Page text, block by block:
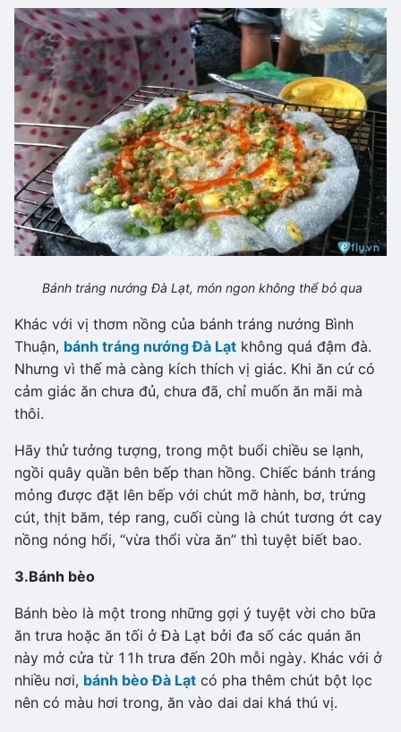
Bánh tráng nướng Đà Lạt, món ngon không thể bỏ qua
Khác với vị thơm nồng của bánh tráng nướng Bình
Thuận, bánh tráng nướng Đà Lạt không quá đậm đà.
Nhưng vì thế mà càng kích thích vị giác. Khi ăn cứ có
cảm giác ăn chưa đủ, chưa đã, chỉ muốn ăn mãi mà
thôi.
Hãy thử tưởng tượng, trong một buổi chiều se lạnh,
ngồi quây quần bên bếp than hồng. Chiếc bánh tráng
mỏng được đặt lên bếp với chút mỡ hành, bơ, trứng
cút, thịt băm, tép rang, cuối cùng là chút tương ớt cay
nồng nóng hổi, “vừa thổi vừa ăn” thì tuyệt biết bao.
3.Bánh bèo
Bánh bèo là một trong những gợi ý tuyệt vời cho bữa
ăn trưa hoặc ăn tối ở Đà Lạt bởi đa số các quán ăn
này mở cửa từ 11h trưa đến 20h mỗi ngày. Khác với ở
nhiều nơi, bánh bèo Đà Lạt có pha thêm chút bột lọc
nên có màu hơi trong, ăn vào dai dai khá thú vị.